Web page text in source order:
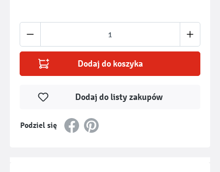
Ilość produktu: Wprowadź żądaną ilość
Dodaj do koszyka
Podziel się
Dodaj do listy zakupów